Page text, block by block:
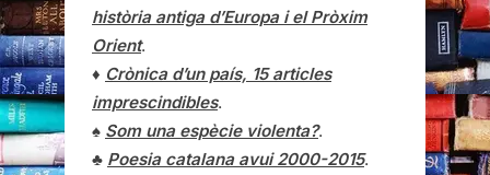
història antiga d’Europa i el Pròxim
Orient.
♦ Crònica d’un país, 15 articles
imprescindibles.
♠ Som una espècie violenta?.
♣ Poesia catalana avui 2000-2015.